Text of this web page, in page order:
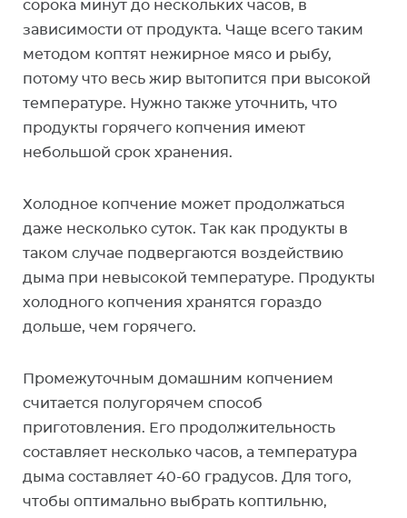
сорока минут до нескольких часов, в
зависимости от продукта. Чаще всего таким
методом коптят нежирное мясо и рыбу,
потому что весь жир вытопится при высокой
температуре. Нужно также уточнить, что
продукты горячего копчения имеют
небольшой срок хранения.
Холодное копчение может продолжаться
даже несколько суток. Так как продукты в
таком случае подвергаются воздействию
дыма при невысокой температуре. Продукты
холодного копчения хранятся гораздо
дольше, чем горячего.
Промежуточным домашним копчением
считается полугорячем способ
приготовления. Его продолжительность
составляет несколько часов, а температура
дыма составляет 40-60 градусов. Для того,
чтобы оптимально выбрать коптильню,